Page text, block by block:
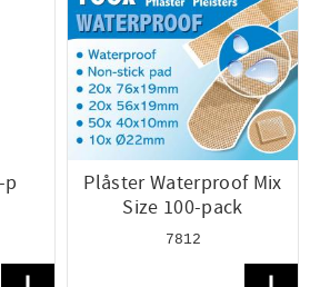
p
Plåster Waterproof Mix
Size 100-pack
7812